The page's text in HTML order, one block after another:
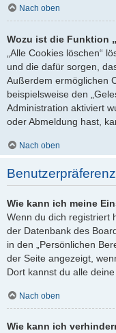
Nach oben
Wozu ist die Funktion
„Alle Cookies löschen“
und die dafür sorgen,
Außerdem ermöglichen
beispielsweise den
Administration aktiviert
oder Abmeldung hast,
Nach oben
Wie kann ich meine
Wenn du dich registriert
der Datenbank des
in den „Persönlichen
der Seite angezeigt,
Dort kannst du alle
Nach oben
Wie kann ich